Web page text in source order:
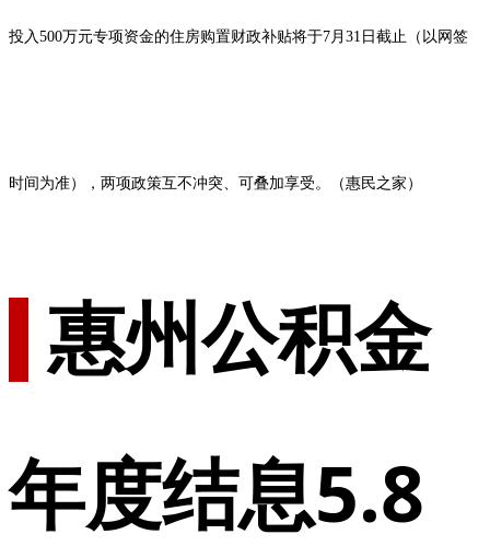
投入500万元专项资金的住房购置财政补贴将于7月31日截止（以网签
时间为准），两项政策互不冲突、可叠加享受。（惠民之家）
惠州公积金
年度结息5.8